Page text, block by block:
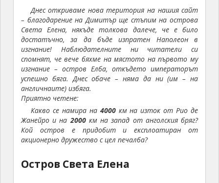
Днес откриваме нова територия на нашия сайт
– благодарение на Димитър ще стъпим на острова
Света Елена, някъде толкова далече, че е било
достатъчно, за да бъде изпратен Наполеон в
изгнание! Наблюдателните ни читатели си
спомнят, че вече бяхме на мястото на първото му
изгнание – остров Елба, откъдето императорът
успешно бяга. Днес обаче – няма да ни (им – на
англичнаите) избяга.
Приятно четене:
Какво се намира на 4000км на изток от Рио де
Жанейро и на2000км на запад от aнголския бряг?
Кой остров е придобит и експлоатиран от
акционерно дружество с цел печалба?
Остров Света Елена